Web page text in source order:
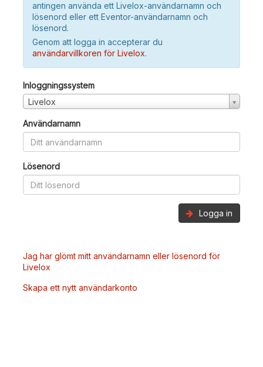
antingen använda ett Livelox-användarnamn och
lösenord eller ett Eventor-användarnamn och
lösenord.
Genom att logga in accepterar du
användarvillkoren för Livelox.
Inloggningssystem
Livelox
Användarnamn
Lösenord
Logga in
Jag har glömt mitt användarnamn eller lösenord för
Livelox
Skapa ett nytt användarkonto